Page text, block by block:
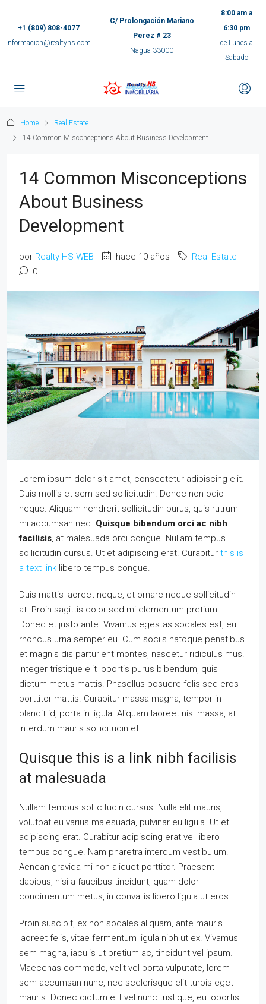
+1 (809) 808-4077
informacion@realtyhs.com
C/ Prolongación Mariano
Perez # 23
Nagua 33000
8:00 am a
6:30 pm
de Lunes a
Sabado
Home
Real Estate
14 Common Misconceptions About Business Development
14 Common Misconceptions
About Business
Development
por Realty HS WEB hace 10 años
Real Estate
0
Lorem ipsum dolor sit amet, consectetur adipiscing elit.
Duis mollis et sem sed sollicitudin. Donec non odio
neque. Aliquam hendrerit sollicitudin purus, quis rutrum
mi accumsan nec. Quisque bibendum orci ac nibh
facilisis, at malesuada orci congue. Nullam tempus
sollicitudin cursus. Ut et adipiscing erat. Curabitur this is
a text link libero tempus congue.
Duis mattis laoreet neque, et ornare neque sollicitudin
at. Proin sagittis dolor sed mi elementum pretium.
Donec et justo ante. Vivamus egestas sodales est, eu
rhoncus urna semper eu. Cum sociis natoque penatibus
et magnis dis parturient montes, nascetur ridiculus mus.
Integer tristique elit lobortis purus bibendum, quis
dictum metus mattis. Phasellus posuere felis sed eros
porttitor mattis. Curabitur massa magna, tempor in
blandit id, porta in ligula. Aliquam laoreet nisl massa, at
interdum mauris sollicitudin et.
Quisque this is a link nibh facilisis
at malesuada
Nullam tempus sollicitudin cursus. Nulla elit mauris,
volutpat eu varius malesuada, pulvinar eu ligula. Ut et
adipiscing erat. Curabitur adipiscing erat vel libero
tempus congue. Nam pharetra interdum vestibulum.
Aenean gravida mi non aliquet porttitor. Praesent
dapibus, nisi a faucibus tincidunt, quam dolor
condimentum metus, in convallis libero ligula ut eros.
Proin suscipit, ex non sodales aliquam, ante mauris
laoreet felis, vitae fermentum ligula nibh ut ex. Vivamus
sem magna, iaculis ut pretium ac, tincidunt vel ipsum.
Maecenas commodo, velit vel porta vulputate, lorem
sem accumsan nunc, nec scelerisque elit turpis eget
mauris. Donec dictum elit vel nunc tristique, eu lobortis